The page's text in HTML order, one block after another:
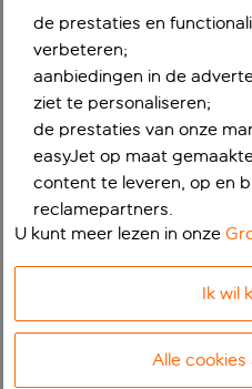
de prestaties en
verbeteren;
aanbiedingen in de
ziet te personaliseren;
de prestaties van onze
easyJet op maat
content te leveren, op en
reclamepartners.
U kunt meer lezen in onze
Ik wil
Alle